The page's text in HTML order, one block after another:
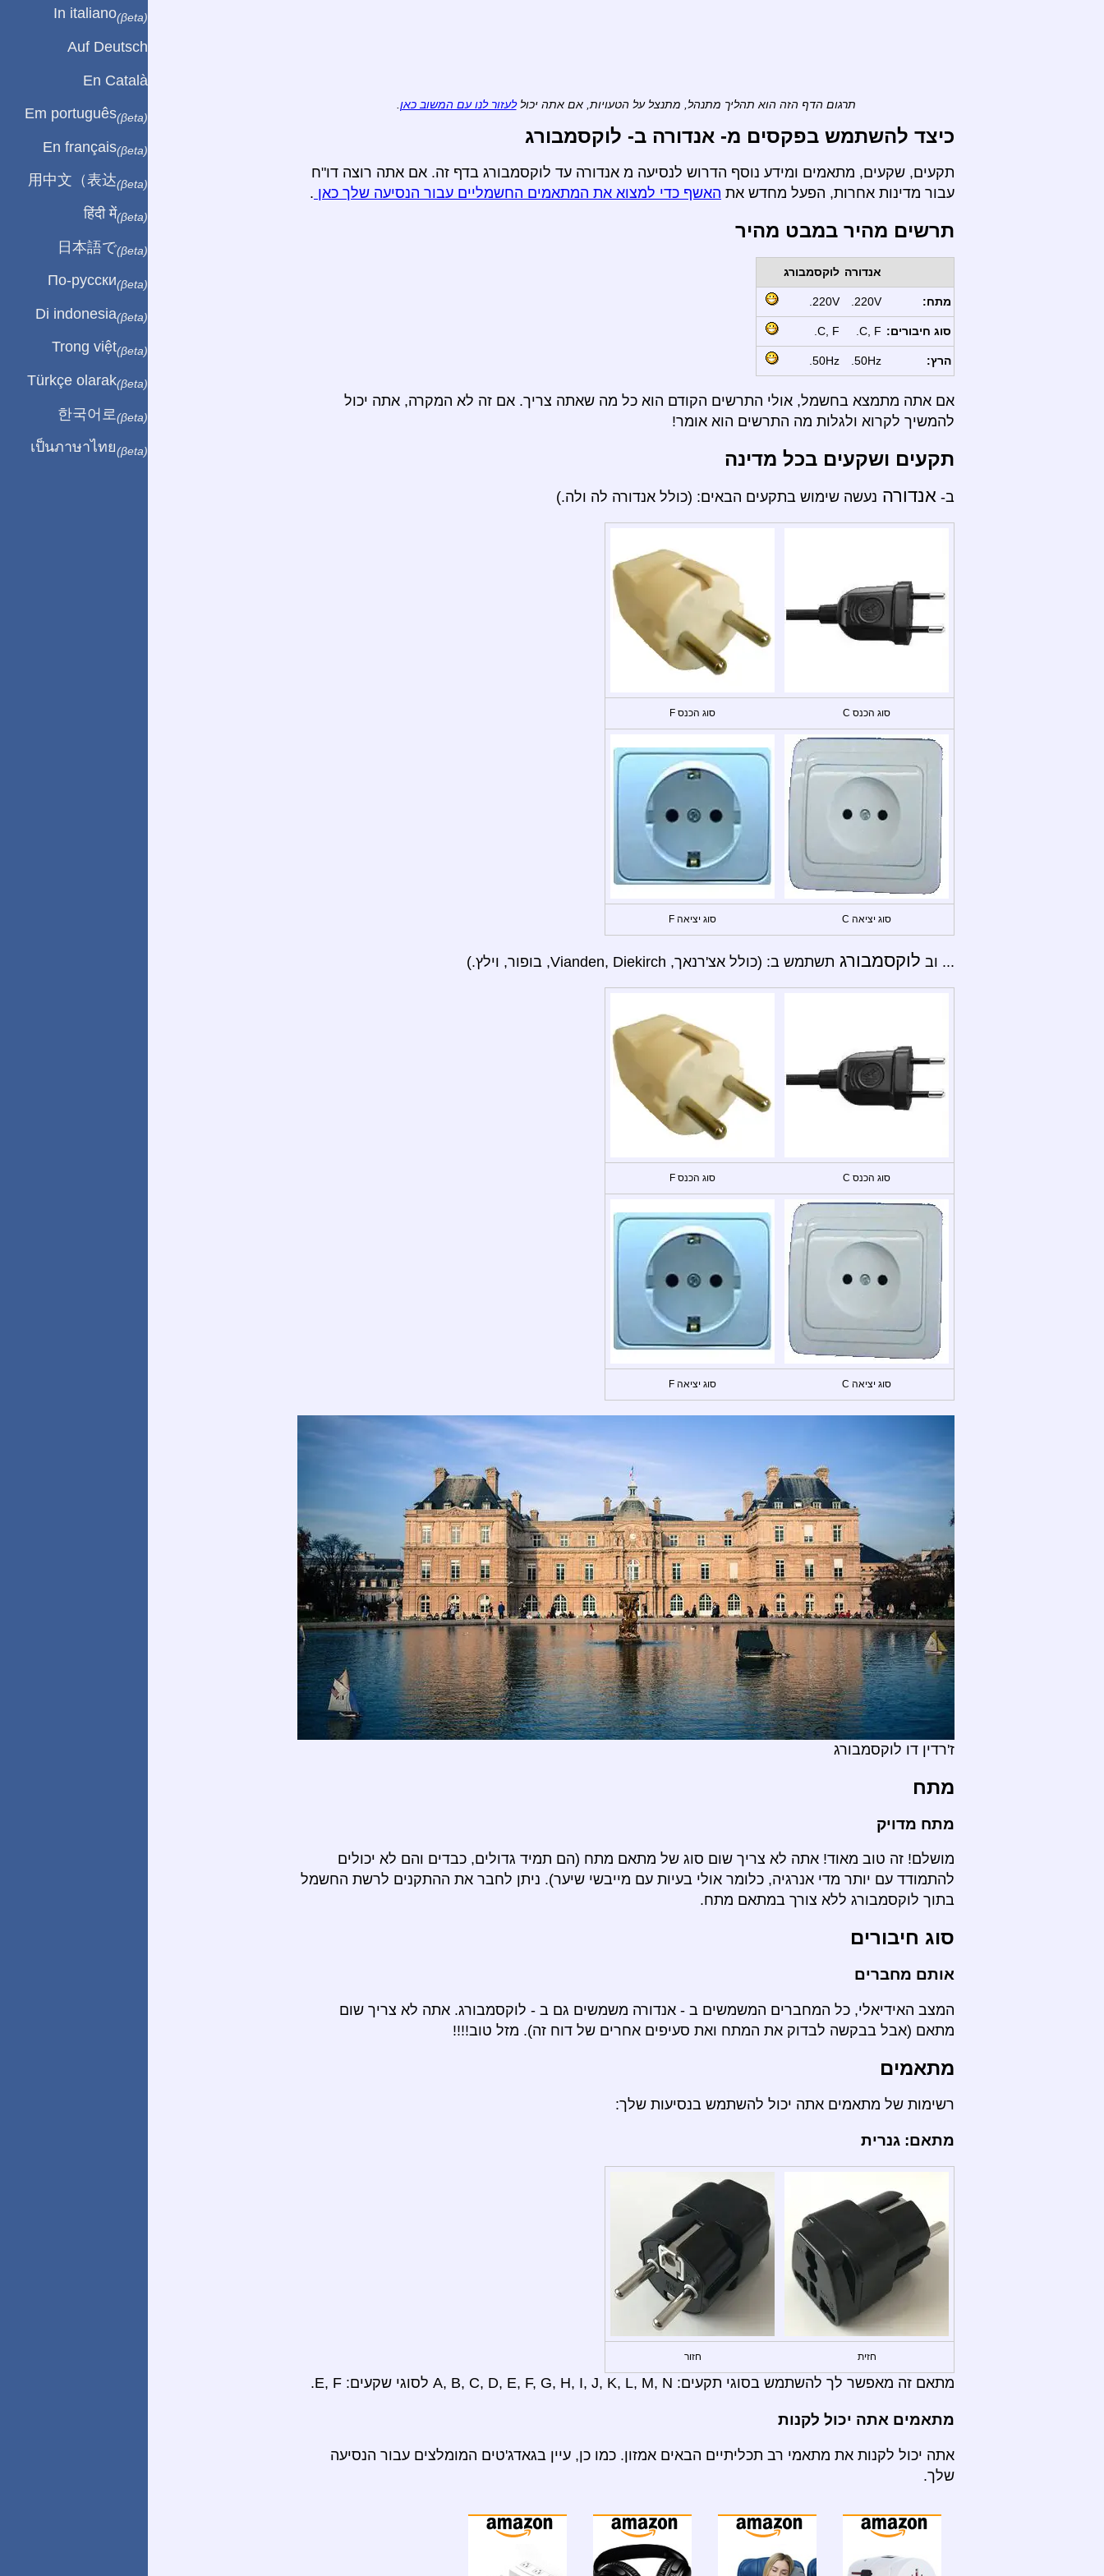
תרגום הדף הזה הוא תהליך מתנהל, מתנצל על הטעויות, אם אתה יכוללעזור לנו עם המשוב כאן
כיצד להשתמש בפקסים מ- אנדורה ב- לוקסמבורג
תקעים, שקעים, מתאמים ומידע נוסף הדרוש לנסיעה מ אנדורה עד לוקסמבורג בדף זה. אם אתה רוצה דו"ח
עבור מדינות אחרות, הפעל מחדש את האשף כדי למצוא את המתאמים החשמליים עבור הנסיעה שלך כאן .
תרשים מהיר במבט מהיר
אנדורה לוקסמבורג
מתח: 220V.
220V.
סוג חיבורים: C, F.
C, F.
הרץ: 50Hz.
50Hz.
אם אתה מתמצא בחשמל, אולי התרשים הקודם הוא כל מה שאתה צריך. אם זה לא המקרה, אתה יכול
להמשיך לקרוא ולגלות מה התרשים הוא אומר!
תקעים ושקעים בכל מדינה
ב- אנדורה נעשה שימוש בתקעים הבאים: (כולל אנדורה לה ולה.)
סוג הכנס C סוג הכנס F
סוג יציאה C סוג יציאה F
... וב לוקסמבורג תשתמש ב: (כולל אצ'רנאך, Vianden, Diekirch, בופור, וילץ.)
סוג הכנס C סוג הכנס F
סוג יציאה C סוג יציאה F
ז'רדין דו לוקסמבורג
מתח
מתח מדויק
מושלם! זה טוב מאוד! אתה לא צריך שום סוג של מתאם מתח (הם תמיד גדולים, כבדים והם לא יכולים
להתמודד עם יותר מדי אנרגיה, כלומר אולי בעיות עם מייבשי שיער). ניתן לחבר את ההתקנים לרשת החשמל
בתוך לוקסמבורג ללא צורך במתאם מתח.
סוג חיבורים
אותם מחברים
המצב האידיאלי, כל המחברים המשמשים ב - אנדורה משמשים גם ב - לוקסמבורג. אתה לא צריך שום
מתאם (אבל בבקשה לבדוק את המתח ואת סעיפים אחרים של דוח זה). מזל טוב!!!!
מתאמים
רשימות של מתאמים אתה יכול להשתמש בנסיעות שלך:
מתאם: גנרית
חזית חזור
מתאם זה מאפשר לך להשתמש בסוגי תקעים: A, B, C, D, E, F, G, H, I, J, K, L, M, N לסוגי שקעים: E, F.
מתאמים אתה יכול לקנות
אתה יכול לקנות את מתאמי רב תכליתיים הבאים אמזון. כמו כן, עיין בגאדג'טים המומלצים עבור הנסיעה
שלך.
In italiano(βeta)
Auf Deutsch
En Català
Em português(βeta)
En français(βeta)
用中文（表达(βeta)
हिंदी में(βeta)
日本語で(βeta)
По-русски(βeta)
Di indonesia(βeta)
Trong việt(βeta)
Türkçe olarak(βeta)
한국어로 (βeta)
เป็นภาษาไทย(βeta)